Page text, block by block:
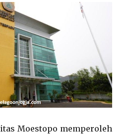
Moestopo memperoleh